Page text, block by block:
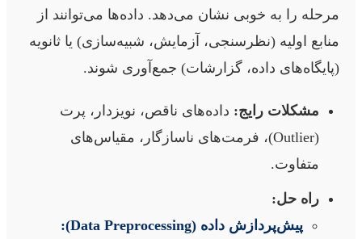
مرحله را به خوبی نشان می‌دهد. داده‌ها می‌توانند از
منابع اولیه (نظرسنجی، آزمایش، شبیه‌سازی) یا ثانویه
(پایگاه‌های داده، گزارشات) جمع‌آوری شوند.
مشکلات رایج: داده‌های ناقص، نویزدار، پرت
(Outlier)، فرمت‌های ناسازگار، مقیاس‌های
متفاوت.
راه حل:
پیش‌پردازش داده (Data Preprocessing):